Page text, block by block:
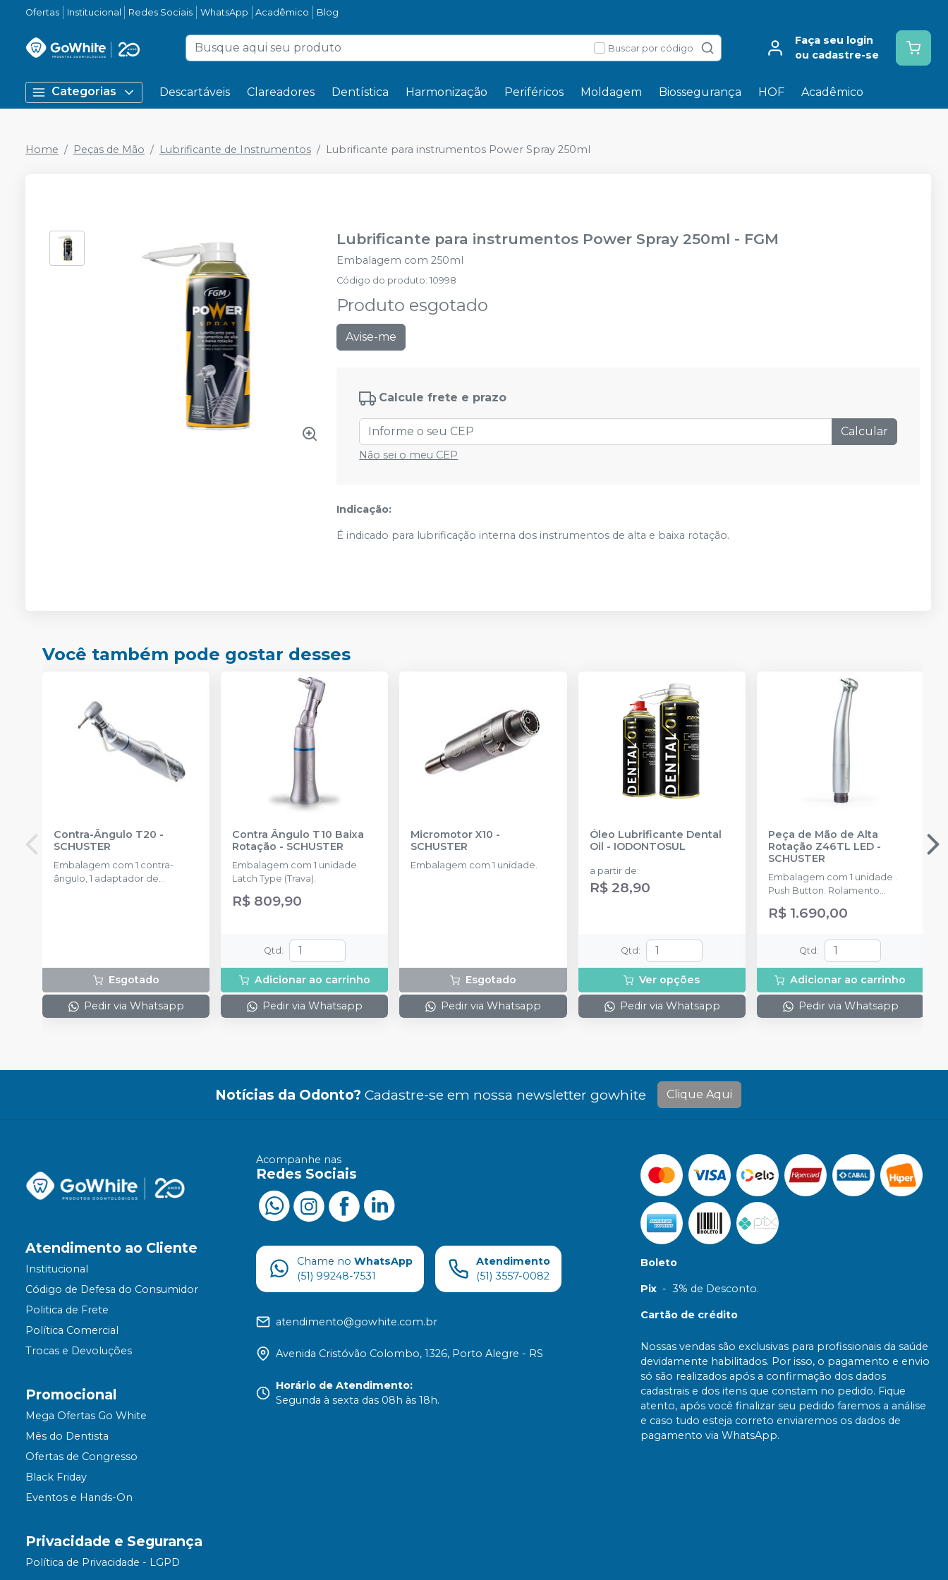
Ofertas Institucional Redes Sociais WhatsApp Acadêmico Blog
Buscar por código
Faça seu login
ou cadastre-se
Categorias Descartáveis Clareadores Dentística Harmonização Periféricos Moldagem Biossegurança HOF Acadêmico
Home Peças de Mão Lubrificante de Instrumentos Lubrificante para instrumentos Power Spray 250ml
Lubrificante para instrumentos Power Spray 250ml - FGM
Embalagem com 250ml
Código do produto:10998
Produto esgotado
Avise-me
Calcule frete e prazo
Calcular
Não sei o meu CEP
Indicação:
É indicado para lubrificação interna dos instrumentos de alta e baixa rotação.
Você também pode gostar desses
Contra-Ângulo T20 -
SCHUSTER
Embalagem com 1 contra-
ângulo, 1 adaptador de
Esgotado
Pedir via Whatsapp
Contra Ângulo T10 Baixa
Rotação - SCHUSTER
Embalagem com 1 unidade
Latch Type (Trava).
R$ 809,90
Qtd :
Adicionar ao carrinho
Pedir via Whatsapp
Micromotor X10 -
SCHUSTER
Embalagem com 1 unidade.
Esgotado
Pedir via Whatsapp
Óleo Lubrificante Dental
Oil - IODONTOSUL
a partir de:
R$ 28,90
Qtd :
Ver opções
Pedir via Whatsapp
Peça de Mão de Alta
Rotação Z46TL LED-
SCHUSTER
Embalagem com 1 unidade .
Push Button. Rolamento
R$ 1.690,00
Qtd :
Adicionar ao carrinho
Pedir via Whatsapp
Notícias da Odonto? Cadastre-se em nossa newsletter gowhite Clique Aqui
Atendimento ao Cliente
Institucional
Código de Defesa do Consumidor
Politica de Frete
Política Comercial
Trocas e Devoluções
Promocional
Mega Ofertas Go White
Mês do Dentista
Ofertas de Congresso
Black Friday
Eventos e Hands-On
Privacidade e Segurança
Política de Privacidade - LGPD
Acompanhe nas
Redes Sociais
Chame no WhatsApp
(51) 99248-7531
Atendimento
(51) 3557-0082
atendimento@gowhite.com.br
Avenida Cristóvão Colombo, 1326, Porto Alegre - RS
Horário de Atendimento:
Segunda à sexta das 08h às 18h.
Boleto
Pix - 3% de Desconto.
Cartão de crédito
Nossas vendas são exclusivas para profissionais da saúde
devidamente habilitados. Por isso, o pagamento e envio
só são realizados após a confirmação dos dados
cadastrais e dos itens que constam no pedido. Fique
atento, após você finalizar seu pedido faremos a análise
e caso tudo esteja correto enviaremos os dados de
pagamento via WhatsApp.